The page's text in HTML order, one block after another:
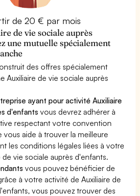
de 20 € par mois
de vie sociale auprès
une mutuelle spécialement
des offres spécialement
Auxiliaire de vie sociale auprès
ayant pour activité Auxiliaire
d'enfants vous devrez adhérer à
respectant votre convention
vous aide à trouver la meilleure
les conditions légales liées à votre
de vie sociale auprès d'enfants.
vous pouvez bénéficier de
à votre activité de Auxiliaire de
vous pouvez trouver des